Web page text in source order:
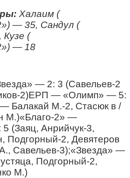
Халаим (
— 35, Сандул (
(
— 18
— 2: 3 (Савельев-2
2)ЕРП — «Олимп» — 5:
Балакай М.-2, Стасюк в /
М.)«Благо-2» —
(Заяц, Анрийчук-3,
Подгорный-2, Девятеров
Савельев-3);«Звезда» —
Подгорный-2,
М.)